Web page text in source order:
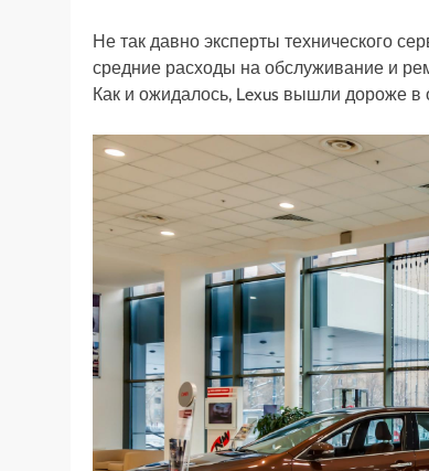
Не так давно эксперты технического
средние расходы на обслуживание и
Как и ожидалось, Lexus вышли дороже